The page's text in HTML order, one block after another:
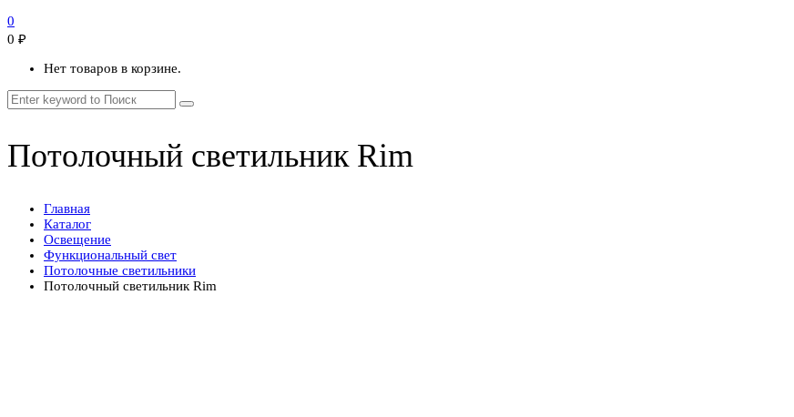
0
0 ₽
Нет товаров в корзине.
Потолочный светильник Rim
Главная
Каталог
Освещение
Функциональный свет
Потолочные светильники
Потолочный светильник Rim